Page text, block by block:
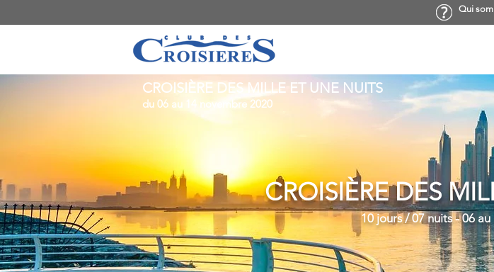
Qui
CROISIÈRE DES MILLE ET UNE NUITS
du 06 au 14 novembre 2020
CROISIÈRE DES
10 jours / 07 nuits - 06